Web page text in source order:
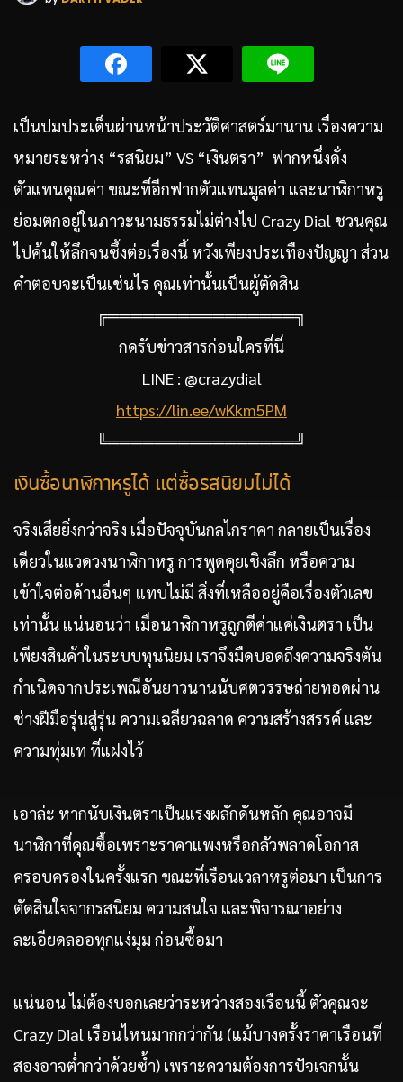
เป็นปมประเด็นผ่านหน้าประวัติศาสตร์มานาน เรื่องความ
หมายระหว่าง “รสนิยม” VS “เงินตรา” ฟากหนึ่งดั่ง
ตัวแทนคุณค่า ขณะที่อีกฟากตัวแทนมูลค่า และนาฬิกาหรู
ย่อมตกอยู่ในภาวะนามธรรมไม่ต่างไป Crazy Dial ชวนคุณ
ไปค้นให้ลึกจนซึ้งต่อเรื่องนี้ หวังเพียงประเทืองปัญญา ส่วน
คำตอบจะเป็นเช่นไร คุณเท่านั้นเป็นผู้ตัดสิน
╔════════════════╗
กดรับข่าวสารก่อนใครที่นี่
LINE : @crazydial
https://lin.ee/wKkm5PM
╚════════════════╝
เงินซื้อนาฬิกาหรูได้ แต่ซื้อรสนิยมไม่ได้
จริงเสียยิ่งกว่าจริง เมื่อปัจจุบันกลไกราคา กลายเป็นเรื่อง
เดียวในแวดวงนาฬิกาหรู การพูดคุยเชิงลึก หรือความ
เข้าใจต่อด้านอื่นๆ แทบไม่มี สิ่งที่เหลืออยู่คือเรื่องตัวเลข
เท่านั้น แน่นอนว่า เมื่อนาฬิกาหรูถูกตีค่าแค่เงินตรา เป็น
เพียงสินค้าในระบบทุนนิยม เราจึงมืดบอดถึงความจริงต้น
กำเนิดจากประเพณีอันยาวนานนับศตวรรษถ่ายทอดผ่าน
ช่างฝีมือรุ่นสู่รุ่น ความเฉลียวฉลาด ความสร้างสรรค์ และ
ความทุ่มเท ที่แฝงไว้
เอาล่ะ หากนับเงินตราเป็นแรงผลักดันหลัก คุณอาจมี
นาฬิกาที่คุณซื้อเพราะราคาแพงหรือกลัวพลาดโอกาส
ครอบครองในครั้งแรก ขณะที่เรือนเวลาหรูต่อมา เป็นการ
ตัดสินใจจากรสนิยม ความสนใจ และพิจารณาอย่าง
ละเอียดลออทุกแง่มุม ก่อนซื้อมา
แน่นอน ไม่ต้องบอกเลยว่าระหว่างสองเรือนนี้ ตัวคุณจะ
Crazy Dial เรือนไหนมากกว่ากัน (แม้บางครั้งราคาเรือนที่
สองอาจต่ำกว่าด้วยซ้ำ) เพราะความต้องการปัจเจกนั้น